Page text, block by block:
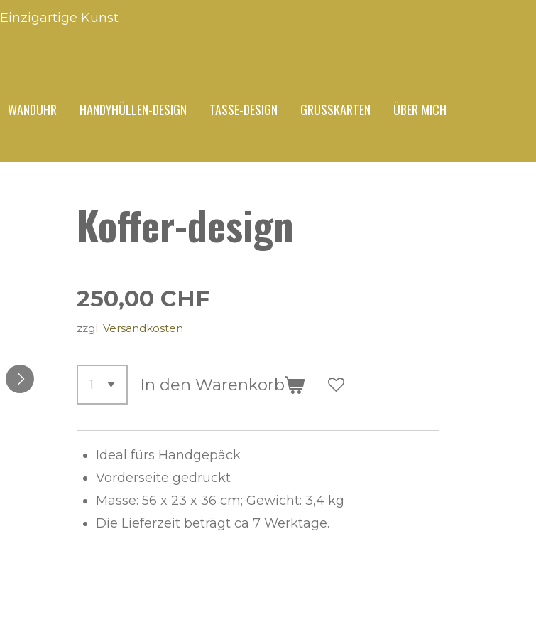
Einzigartige Kunst
WANDUHR HANDYHÜLLEN-DESIGN TASSE-DESIGN GRUSSKARTEN
ÜBER MICH
Koffer-design
250,00 CHF
zzgl. Versandkosten
In den Warenkorb
Ideal fürs Handgepäck
Vorderseite gedruckt
Masse: 56 x 23 x 36 cm; Gewicht: 3,4 kg
Die Lieferzeit beträgt ca 7 Werktage.